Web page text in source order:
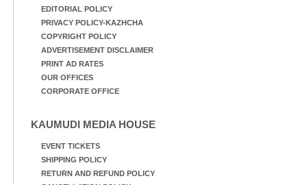
EDITORIAL POLICY
PRIVACY POLICY-KAZHCHA
COPYRIGHT POLICY
ADVERTISEMENT DISCLAIMER
PRINT AD RATES
OUR OFFICES
CORPORATE OFFICE
KAUMUDI MEDIA HOUSE
EVENT TICKETS
SHIPPING POLICY
RETURN AND REFUND POLICY